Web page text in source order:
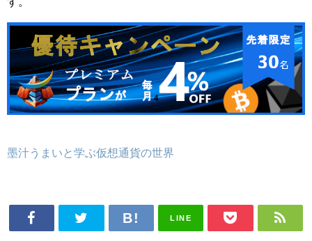
墨汁うまいと学ぶ仮想通貨の世界
LINE